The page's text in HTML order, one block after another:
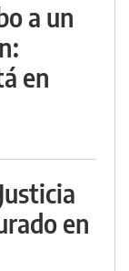
a un
en
en